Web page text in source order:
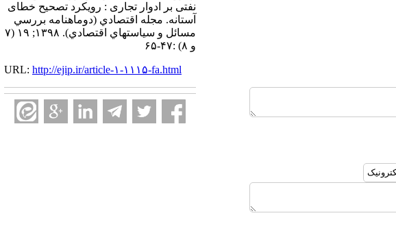
نفتی بر ادوار تجاری : رویکرد تصحیح خطای
آستانه. مجله اقتصادي (دوماهنامه بررسي
مسائل و سياستهاي اقتصادي). ۱۳۹۸; ۱۹ (۷
و ۸) :۴۷-۶۵
URL: http://ejip.ir/article-۱-۱۱۱۵-fa.html